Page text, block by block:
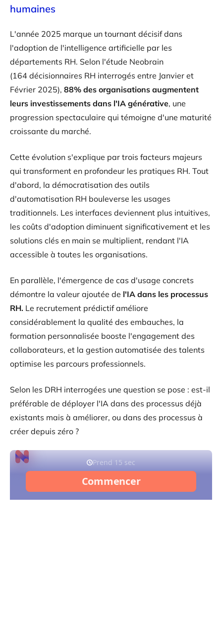
humaines
L'année 2025 marque un tournant décisif dans
l'adoption de l'intelligence artificielle par les
départements RH. Selon l'étude Neobrain
(164 décisionnaires RH interrogés entre Janvier et
Février 2025), 88% des organisations augmentent
leurs investissements dans l'IA générative, une
progression spectaculaire qui témoigne d'une maturité
croissante du marché.
Cette évolution s'explique par trois facteurs majeurs
qui transforment en profondeur les pratiques RH. Tout
d'abord, la démocratisation des outils
d'automatisation RH bouleverse les usages
traditionnels. Les interfaces deviennent plus intuitives,
les coûts d'adoption diminuent significativement et les
solutions clés en main se multiplient, rendant l'IA
accessible à toutes les organisations.
En parallèle, l'émergence de cas d'usage concrets
démontre la valeur ajoutée de l'IA dans les processus
RH. Le recrutement prédictif améliore
considérablement la qualité des embauches, la
formation personnalisée booste l'engagement des
collaborateurs, et la gestion automatisée des talents
optimise les parcours professionnels.
Selon les DRH interrogées une question se pose : est-il
préférable de déployer l'IA dans des processus déjà
existants mais à améliorer, ou dans des processus à
créer depuis zéro ?